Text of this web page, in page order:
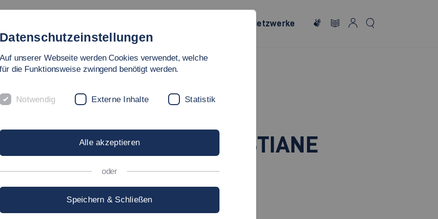
Netzwerke
DR. RER. CUR.
CHRISTIANE
Datenschutzeinstellungen
Auf unserer Webseite werden Cookies verwendet, welche
für die Funktionsweise zwingend benötigt werden.
Notwendig Externe Inhalte Statistik
Alle akzeptieren
oder
Speichern & Schließen